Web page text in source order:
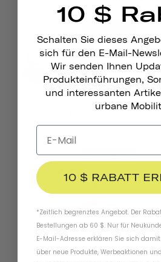
von 101,00 $$149.00
VERKAUF
Chapter MIPS Helm
von 101,00 $$149
10 $
Schalten Sie dieses
sich für den E-Mail-
Wir senden Ihnen
Produkteinführungen,
und interessanten
urbane
10 $ RABATT
*Zeitlich begrenztes Angebot. Der
Bestellungen ab 60 $. Nur für
E-Mail-Adresse erklären Sie sich
über neue Produkte, Werbeaktionen